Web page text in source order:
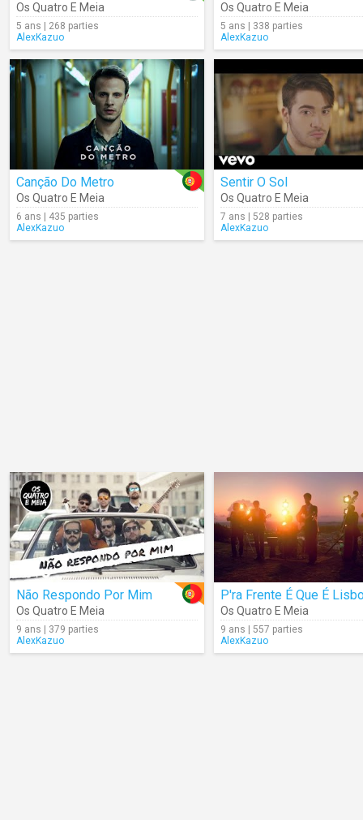
Os Quatro E Meia
5 ans | 268 parties
AlexKazuo
Os Quatro E Meia
5 ans | 338 parties
AlexKazuo
Canção Do Metro
Os Quatro E Meia
6 ans | 435 parties
AlexKazuo
Sentir O Sol
Os Quatro E Meia
7 ans | 528 parties
AlexKazuo
Não Respondo Por Mim
Os Quatro E Meia
9 ans | 379 parties
AlexKazuo
P'ra Frente É Que É
Os Quatro E Meia
9 ans | 557 parties
AlexKazuo